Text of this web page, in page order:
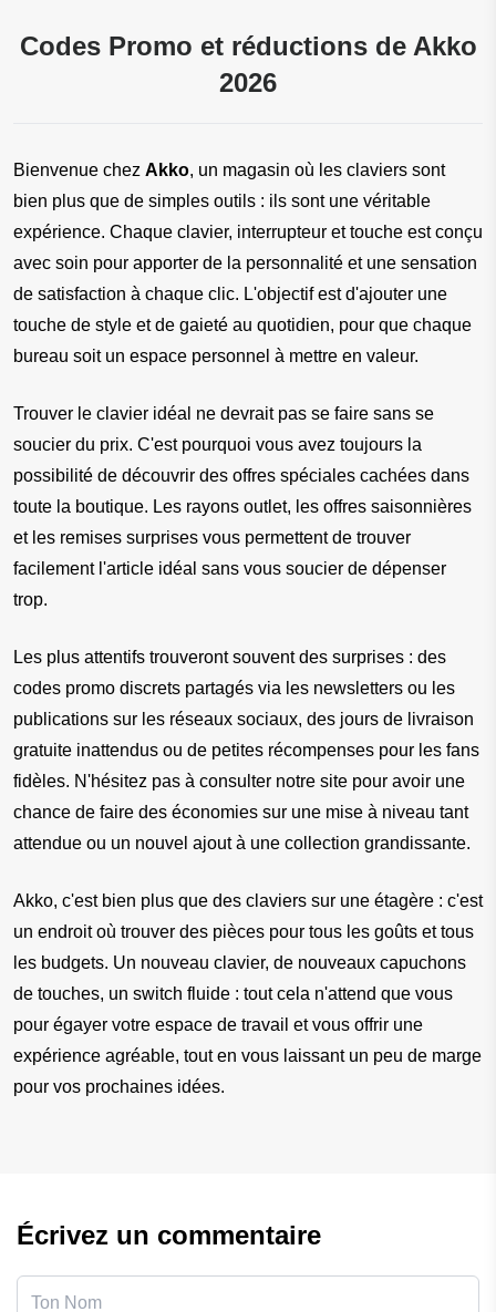
Codes Promo et réductions de Akko
2026
Bienvenue chez Akko, un magasin où les claviers sont
bien plus que de simples outils : ils sont une véritable
expérience. Chaque clavier, interrupteur et touche est conçu
avec soin pour apporter de la personnalité et une sensation
de satisfaction à chaque clic. L'objectif est d'ajouter une
touche de style et de gaieté au quotidien, pour que chaque
bureau soit un espace personnel à mettre en valeur.
Trouver le clavier idéal ne devrait pas se faire sans se
soucier du prix. C'est pourquoi vous avez toujours la
possibilité de découvrir des offres spéciales cachées dans
toute la boutique. Les rayons outlet, les offres saisonnières
et les remises surprises vous permettent de trouver
facilement l'article idéal sans vous soucier de dépenser
trop.
Les plus attentifs trouveront souvent des surprises : des
codes promo discrets partagés via les newsletters ou les
publications sur les réseaux sociaux, des jours de livraison
gratuite inattendus ou de petites récompenses pour les fans
fidèles. N'hésitez pas à consulter notre site pour avoir une
chance de faire des économies sur une mise à niveau tant
attendue ou un nouvel ajout à une collection grandissante.
Akko, c'est bien plus que des claviers sur une étagère : c'est
un endroit où trouver des pièces pour tous les goûts et tous
les budgets. Un nouveau clavier, de nouveaux capuchons
de touches, un switch fluide : tout cela n'attend que vous
pour égayer votre espace de travail et vous offrir une
expérience agréable, tout en vous laissant un peu de marge
pour vos prochaines idées.
Écrivez un commentaire